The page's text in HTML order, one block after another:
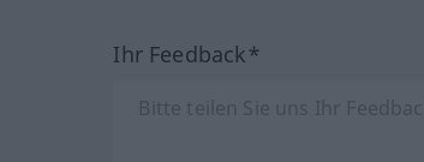
Ihr Feedback*